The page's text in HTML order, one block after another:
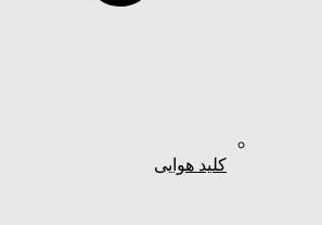
کلید هوایی